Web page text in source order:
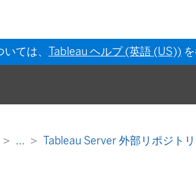
ては、 Tableau ヘルプ (英語 (US))
... Tableau Server 外部リポジトリ